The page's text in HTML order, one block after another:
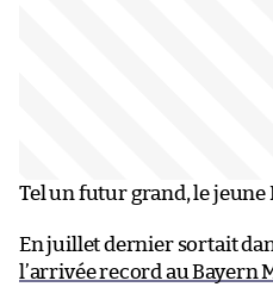
Tel un futur grand, le jeune
En juillet dernier sortait
l’arrivée record au Bayern